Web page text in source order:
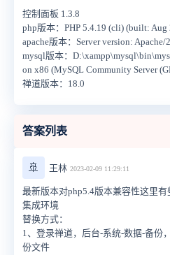
控制面板 1.3.8
php版本：PHP 5.4.19 (cli) (built:
apache版本：Server version: Apache/
mysql版本：
on x86 (MySQL Community Server
禅道版本：18.0
答案列表
🚢 王林 2023-02-09 11:29:11
最新版本对php5.4版本兼容性这里
集成环境
替换方式：
1、登录禅道，后台-系统-数据-备份
份文件